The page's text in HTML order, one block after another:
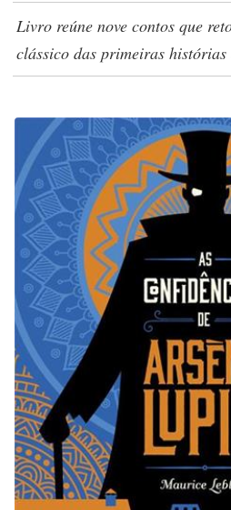
Livro reúne nove contos que
clássico das primeiras